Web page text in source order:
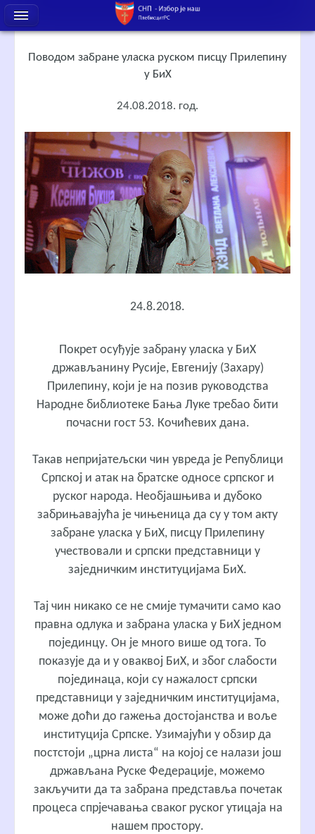
Поводом забране уласка руском писцу Прилепину
у БиХ
24.08.2018. год.
24.8.2018.
Покрет осуђује забрану уласка у БиХ
држављанину Русије, Евгенију (Захару)
Прилепину, који је на позив руководства
Народне библиотеке Бања Луке требао бити
почасни гост 53. Кочићевих дана.
Такав непријатељски чин увреда је Републици
Српској и атак на братске односе српског и
руског народа. Необјашњива и дубоко
забрињавајућа је чињеница да су у том акту
забране уласка у БиХ, писцу Прилепину
учествовали и српски представници у
заједничким институцијама БиХ.
Тај чин никако се не смије тумачити само као
правна одлука и забрана уласка у БиХ једном
појединцу. Он је много више од тога. То
показује да и у оваквој БиХ, и због слабости
појединаца, који су нажалост српски
представници у заједничким институцијама,
може доћи до гажења достојанства и воље
институција Српске. Узимајући у обзир да
постстоји „црна листа“ на којој се налази још
држављана Руске Федерације, можемо
закључити да та забрана представља почетак
процеса спрјечавања сваког руског утицаја на
нашем простору.